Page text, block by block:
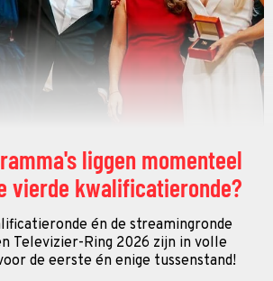
liggen momenteel
vierde kwalificatieronde?
én de streamingronde
Televizier-Ring 2026 zijn in volle
de eerste én enige tussenstand!